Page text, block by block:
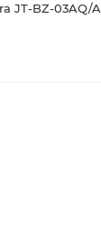
JT-BZ-03AQ/A